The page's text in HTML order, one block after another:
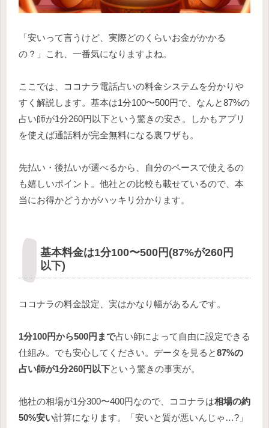
「安いって言うけど、実際どのくらいお金がかかる
の？」これ、一番気になりますよね。
ここでは、ココナラ電話占いの料金システムを分かりや
すく解説します。基本は1分100〜500円で、なんと87%の
占い師が1分260円以下という驚きの安さ。しかもアプリ
を使えば通話料が完全無料になる裏ワザも。
先払い・後払いが選べるから、自分のペースで使えるの
も嬉しいポイント。他社との比較も載せているので、本
当にお得かどうかがハッキリ分かります。
基本料金は1分100〜500円(87%が260円
以下)
ココナラの料金設定、実はかなり幅があるんです。
1分100円から500円まで占い師によって自由に設定できる
仕組み。でも安心してください。データを見ると87%の
占い師が1分260円以下という驚きの事実が。
他社の相場が1分300〜400円なので、ココナラは相場の約
50%安い計算になります。「安いと質が悪いんじゃ…?」